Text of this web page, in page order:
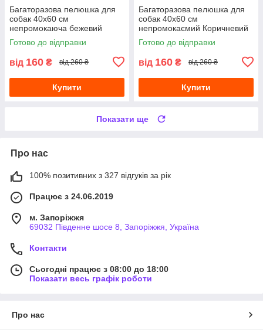
Багаторазова пелюшка для
собак 40х60 см
непромокаюча бежевий
Готово до відправки
від 160 ₴ від 260 ₴
Купити
Багаторазова пелюшка для
собак 40х60 см
непромокаємий Коричневий
Готово до відправки
від 160 ₴ від 260 ₴
Купити
Показати ще
Про нас
100% позитивних з 327 відгуків за рік
Працює з 24.06.2019
м. Запоріжжя
69032 Південне шосе 8, Запоріжжя, Україна
Контакти
Сьогодні працює з 08:00 до 18:00
Показати весь графік роботи
Про нас